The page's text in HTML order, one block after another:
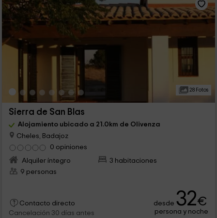
28 Fotos
Sierra de San Blas
Alojamiento ubicado a 21.0km de Olivenza
Cheles, Badajoz
0 opiniones
Alquiler íntegro
3 habitaciones
9 personas
Contacto directo
Cancelación 30 días antes
desde 32€
persona y noche